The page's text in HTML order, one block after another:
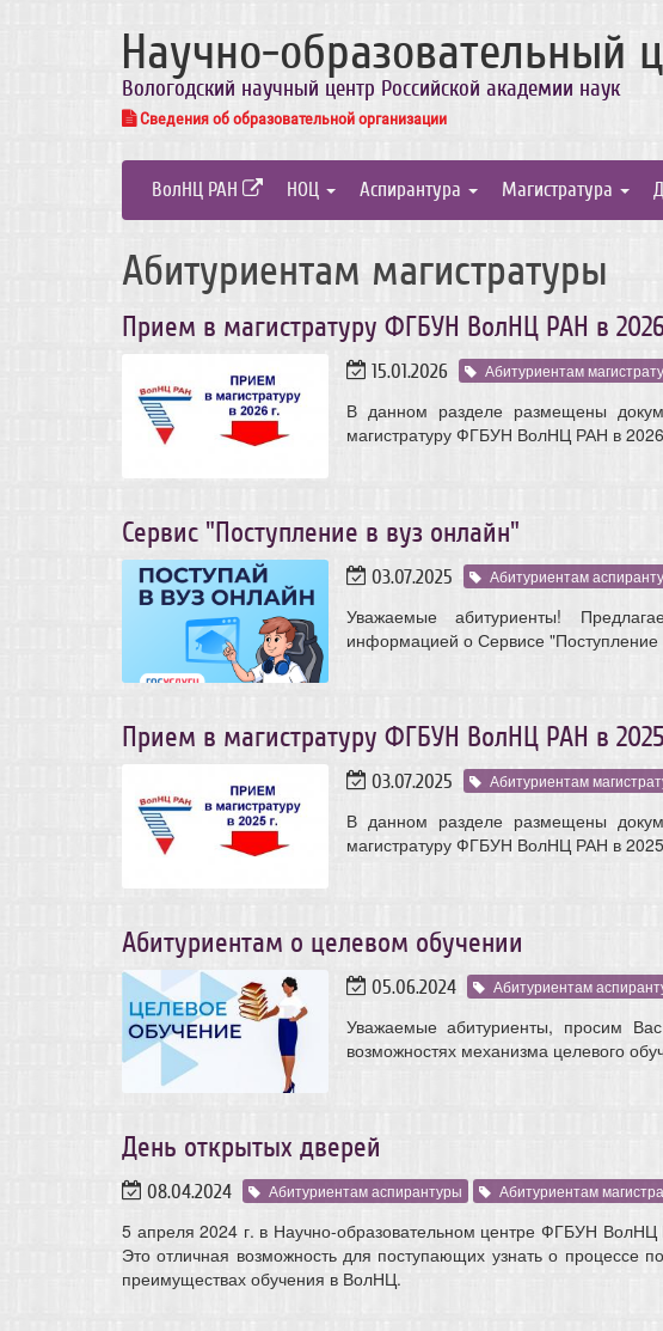
Научно-образовательный
Вологодский научный центр Российской академии наук
Сведения об образовательной организации
ВолНЦ РАН НОЦ Аспирантура Магистратура
Абитуриентам магистратуры
Прием в магистратуру ФГБУН ВолНЦ РАН в
15.01.2026 Абитуриентам
В данном разделе размещены
магистратуру ФГБУН ВолНЦ РАН в 2026
Сервис "Поступление в вуз онлайн"
03.07.2025 Абитуриентам
Уважаемые абитуриенты!
информацией о Сервисе "Поступление
Прием в магистратуру ФГБУН ВолНЦ РАН в
03.07.2025 Абитуриентам
В данном разделе размещены
магистратуру ФГБУН ВолНЦ РАН в 2025
Абитуриентам о целевом обучении
05.06.2024 Абитуриентам
Уважаемые абитуриенты, просим
возможностях механизма целевого
День открытых дверей
08.04.2024 Абитуриентам аспирантуры Абитуриентам
5 апреля 2024 г. в Научно-образовательном центре ФГБУН
Это отличная возможность для поступающих узнать о процессе
преимуществах обучения в ВолНЦ.